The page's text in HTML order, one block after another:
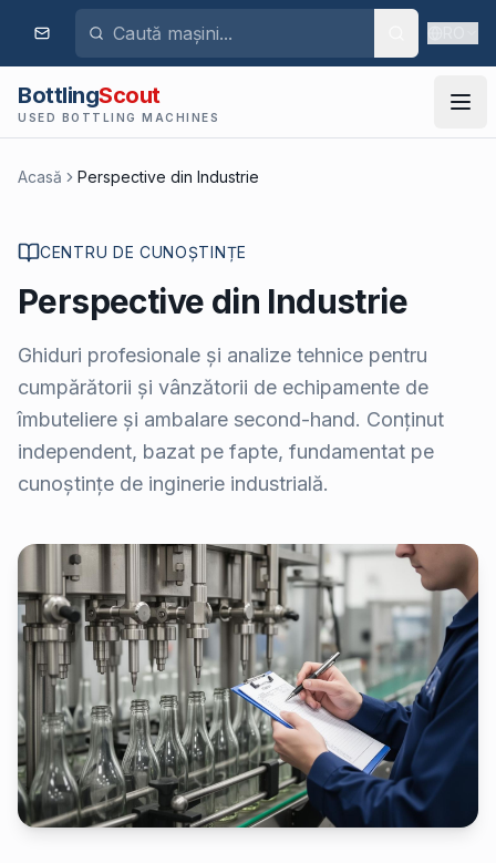
BottlingScout
USED BOTTLING MACHINES
Acasă Perspective din Industrie
CENTRU DE CUNOȘTINȚE
Perspective din Industrie
Ghiduri profesionale și analize tehnice pentru
cumpărătorii și vânzătorii de echipamente de
îmbuteliere și ambalare second-hand. Conținut
independent, bazat pe fapte, fundamentat pe
cunoștințe de inginerie industrială.